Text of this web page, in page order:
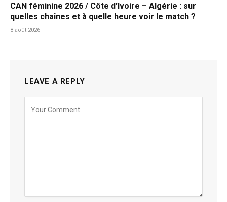
CAN féminine 2026 / Côte d’Ivoire – Algérie : sur
quelles chaînes et à quelle heure voir le match ?
8 août 2026
LEAVE A REPLY